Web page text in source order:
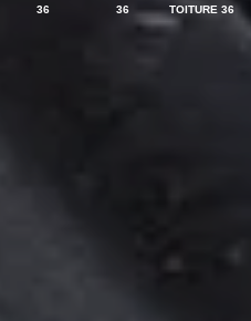
36
36
TOITURE 36